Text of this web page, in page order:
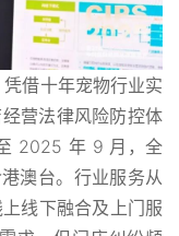
借十年宠物行业实
营法律风险防控体
2025 年 9 月，全
澳台。行业服务从
线下融合及上门服